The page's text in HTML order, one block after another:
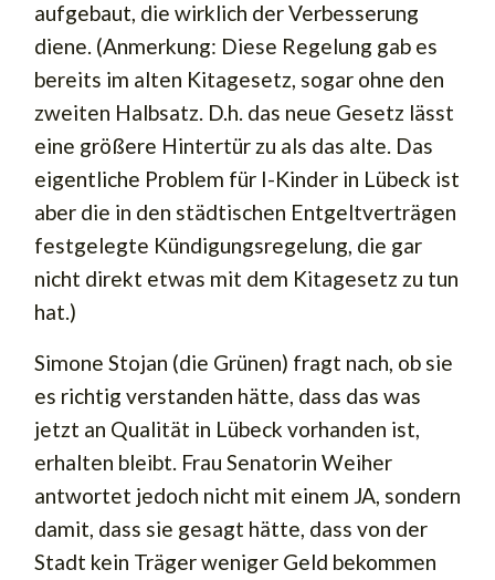
aufgebaut, die wirklich der Verbesserung
diene. (Anmerkung: Diese Regelung gab es
bereits im alten Kitagesetz, sogar ohne den
zweiten Halbsatz. D.h. das neue Gesetz lässt
eine größere Hintertür zu als das alte. Das
eigentliche Problem für I-Kinder in Lübeck ist
aber die in den städtischen Entgeltverträgen
festgelegte Kündigungsregelung, die gar
nicht direkt etwas mit dem Kitagesetz zu tun
hat.)
Simone Stojan (die Grünen) fragt nach, ob sie
es richtig verstanden hätte, dass das was
jetzt an Qualität in Lübeck vorhanden ist,
erhalten bleibt. Frau Senatorin Weiher
antwortet jedoch nicht mit einem JA, sondern
damit, dass sie gesagt hätte, dass von der
Stadt kein Träger weniger Geld bekommen